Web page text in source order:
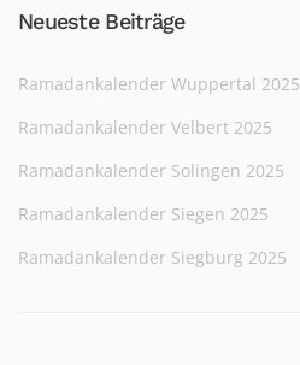
Neueste Beiträge
Ramadankalender Wuppertal 2025
Ramadankalender Velbert 2025
Ramadankalender Solingen 2025
Ramadankalender Siegen 2025
Ramadankalender Siegburg 2025